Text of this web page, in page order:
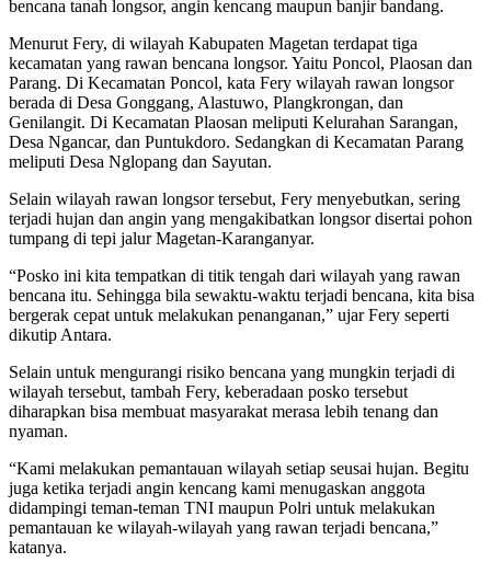
bencana tanah longsor, angin kencang maupun banjir bandang.
Menurut Fery, di wilayah Kabupaten Magetan terdapat tiga
kecamatan yang rawan bencana longsor. Yaitu Poncol, Plaosan dan
Parang. Di Kecamatan Poncol, kata Fery wilayah rawan longsor
berada di Desa Gonggang, Alastuwo, Plangkrongan, dan
Genilangit. Di Kecamatan Plaosan meliputi Kelurahan Sarangan,
Desa Ngancar, dan Puntukdoro. Sedangkan di Kecamatan Parang
meliputi Desa Nglopang dan Sayutan.
Selain wilayah rawan longsor tersebut, Fery menyebutkan, sering
terjadi hujan dan angin yang mengakibatkan longsor disertai pohon
tumpang di tepi jalur Magetan-Karanganyar.
“Posko ini kita tempatkan di titik tengah dari wilayah yang rawan
bencana itu. Sehingga bila sewaktu-waktu terjadi bencana, kita bisa
bergerak cepat untuk melakukan penanganan,” ujar Fery seperti
dikutip Antara.
Selain untuk mengurangi risiko bencana yang mungkin terjadi di
wilayah tersebut, tambah Fery, keberadaan posko tersebut
diharapkan bisa membuat masyarakat merasa lebih tenang dan
nyaman.
“Kami melakukan pemantauan wilayah setiap seusai hujan. Begitu
juga ketika terjadi angin kencang kami menugaskan anggota
didampingi teman-teman TNI maupun Polri untuk melakukan
pemantauan ke wilayah-wilayah yang rawan terjadi bencana,”
katanya.